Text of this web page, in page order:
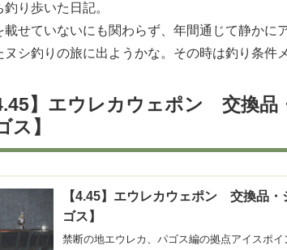
り歩いた日記。
せていないにも関わらず、年間通じて静かに
シ釣りの旅に出ようかな。その時は釣り条件
】エウレカウェポン 交換
ス】
【4.45】エウレカウェポン 交換品
ゴス】
禁断の地エウレカ、パゴス編の拠点アイスポ